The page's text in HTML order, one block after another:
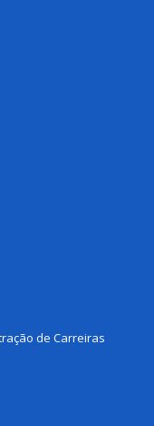
de Carreiras